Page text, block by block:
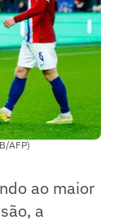
AFP)
ao maior
a